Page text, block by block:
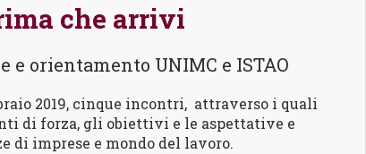
che arrivi
e orientamento UNIMC e ISTAO
2019, cinque incontri, attraverso i quali
di forza, gli obiettivi e le aspettative e
di imprese e mondo del lavoro.